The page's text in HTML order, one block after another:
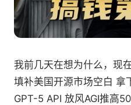
我前几天在想为什么，现
填补美国开源市场空白 拿
GPT-5 API 放风AGI推高